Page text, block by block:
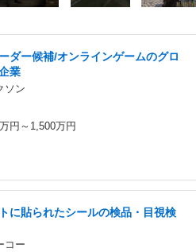
ダー候補/オンラインゲームのグロ
業
ソン
円～1,500万円
に貼られたシールの検品・目視検
コー